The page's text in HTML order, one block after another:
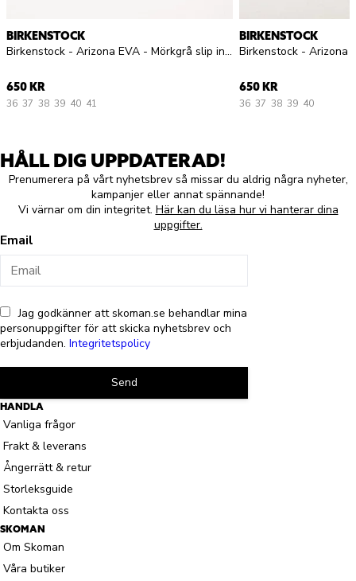
BIRKENSTOCK
Birkenstock - Arizona EVA - Mörkgrå slip in sandaler
650 KR
36 37 38 39 40 41
BIRKENSTOCK
650 KR
36 37 38 39 40
HÅLL DIG UPPDATERAD!
Prenumerera på vårt nyhetsbrev så missar du aldrig några nyheter,
kampanjer eller annat spännande!
Vi värnar om din integritet. Här kan du läsa hur vi hanterar dina
uppgifter.
Email
Jag godkänner att skoman.se behandlar mina
personuppgifter för att skicka nyhetsbrev och
erbjudanden. Integritetspolicy
Send
HANDLA
Vanliga frågor
Frakt & leverans
Ångerrätt & retur
Storleksguide
Kontakta oss
SKOMAN
Om Skoman
Våra butiker